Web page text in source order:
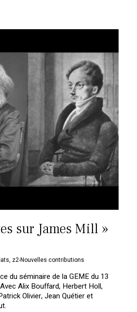
sur James Mill »
, z2-Nouvelles contributions
du séminaire de la GEME du 13
Alix Bouffard, Herbert Holl,
Olivier, Jean Quétier et